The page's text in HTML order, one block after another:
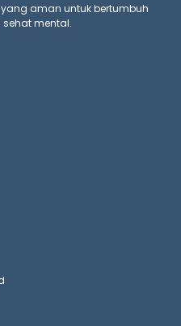
aman untuk bertumbuh
sehat mental.